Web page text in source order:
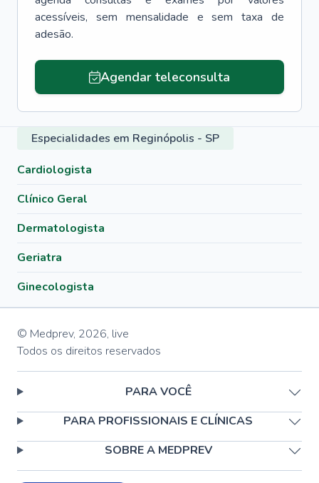
acessíveis, sem mensalidade e sem taxa de
adesão.
Agendar teleconsulta
Especialidades em Reginópolis - SP
Cardiologista
Clínico Geral
Dermatologista
Geriatra
Ginecologista
© Medprev, 2026, live
Todos os direitos reservados
PARA VOCÊ
PARA PROFISSIONAIS E CLÍNICAS
SOBRE A MEDPREV